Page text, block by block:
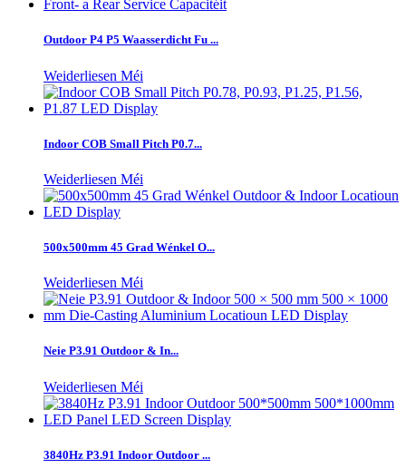
Outdoor P4 P5 Waasserdicht Fu ...
Weiderliesen Méi
Indoor COB Small Pitch P0.7...
Weiderliesen Méi
500x500mm 45 Grad Wénkel O...
Weiderliesen Méi
Neie P3.91 Outdoor & In...
Weiderliesen Méi
3840Hz P3.91 Indoor Outdoor ...